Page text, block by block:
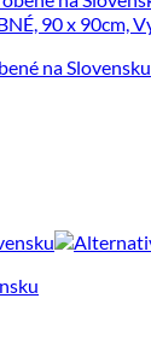
na Slovensku